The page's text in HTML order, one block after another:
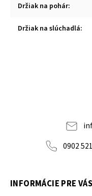
Držiak na pohár:
Držiak na slúchadlá:
0902
INFORMÁCIE PRE VÁS